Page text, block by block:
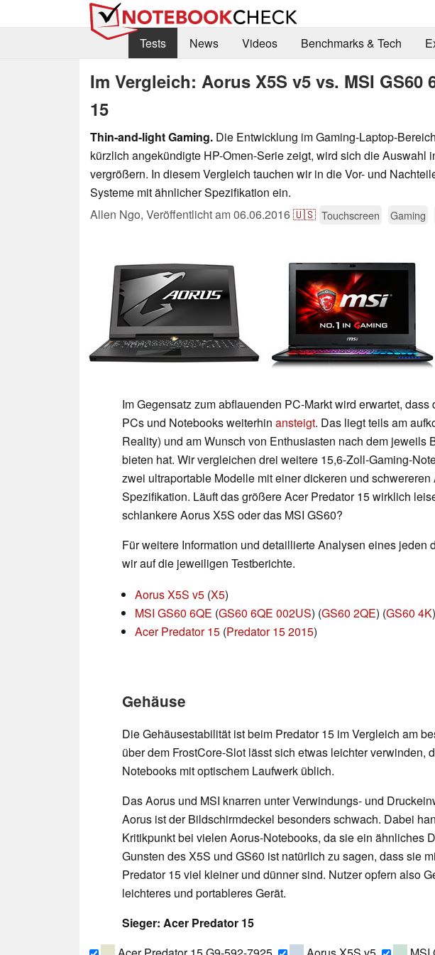
Tests
News Videos Benchmarks & Tech
Im Vergleich: Aorus X5S v5 vs. MSI GS60
15
Thin-and-light Gaming. Die Entwicklung im Gaming-Laptop-
kürzlich angekündigte HP-Omen-Serie zeigt, wird sich die Auswahl
vergrößern. In diesem Vergleich tauchen wir in die Vor- und
Systeme mit ähnlicher Spezifikation ein.
Allen Ngo, Veröffentlicht am06.06.2016🇺🇸 Touchscreen Gaming
Im Gegensatz zum abflauenden PC-Markt wird erwartet, dass
PCs und Notebooks weiterhin ansteigt. Das liegt teils am
Reality) und am Wunsch von Enthusiasten nach dem jeweils
bieten hat. Wir vergleichen drei weitere 15,6-Zoll-Gaming-
zwei ultraportable Modelle mit einer dickeren und
Spezifikation. Läuft das größere Acer Predator 15 wirklich
schlankere Aorus X5S oder das MSI GS60?
Für weitere Information und detaillierte Analysen eines jeden
wir auf die jeweiligen Testberichte.
Aorus X5S v5 (X5)
MSI GS60 6QE (GS60 6QE 002US) (GS60 2QE) (GS60 4K
Acer Predator 15 (Predator 15 2015)
Gehäuse
Die Gehäusestabilität ist beim Predator 15 im Vergleich am
über dem FrostCore-Slot lässt sich etwas leichter verwinden,
Notebooks mit optischem Laufwerk üblich.
Das Aorus und MSI knarren unter Verwindungs- und
Aorus ist der Bildschirmdeckel besonders schwach. Dabei
Kritikpunkt bei vielen Aorus-Notebooks, da sie ein ähnliches
Gunsten des X5S und GS60 ist natürlich zu sagen, dass sie
Predator 15 viel kleiner und dünner sind. Nutzer opfern also
leichteres und portableres Gerät.
Sieger: Acer Predator 15